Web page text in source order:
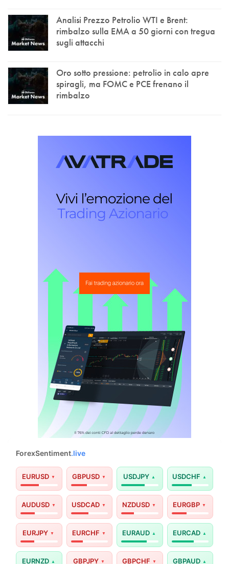
Analisi Prezzo Petrolio WTI e Brent:
rimbalzo sulla EMA a 50 giorni con tregua
sugli attacchi
Oro sotto pressione: petrolio in calo apre
spiragli, ma FOMC e PCE frenano il
rimbalzo
ForexSentiment.live
EURUSD GBPUSD USDJPY USDCHF
AUDUSD USDCAD NZDUSD EURGBP
EURJPY EURCHF EURAUD EURCAD
EURNZD GBPJPY GBPCHF GBPAUD